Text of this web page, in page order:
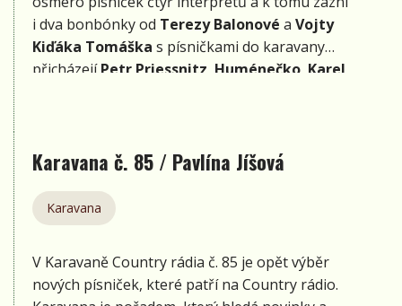
i dva bonbónky od Terezy Balonové a Vojty
Kiďáka Tomáška s písničkami do karavany
přicházejíPetr Priessnitz Huménečko Karel
nové tuzemské tvorby.
Karavana č. 85 / Pavlína Jíšová
Karavana
V Karavaně Country rádia č. 85 je opět výběr
nových písniček, které patří na Country rádio.